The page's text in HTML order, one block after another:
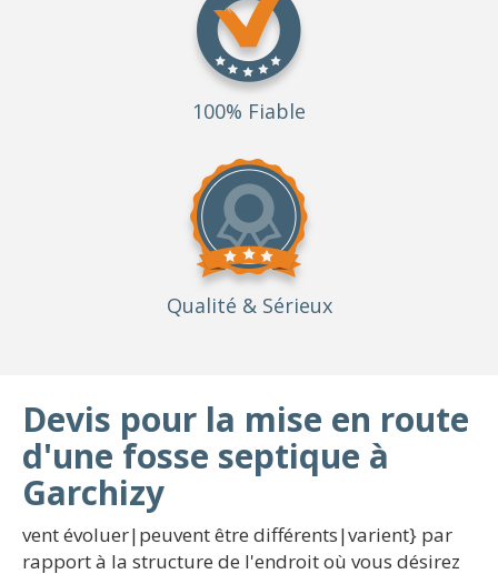
100% Fiable
Qualité & Sérieux
Devis pour la mise en route
d'une fosse septique à
Garchizy
vent évoluer|peuvent être différents|varient} par
rapport à la structure de l'endroit où vous désirez